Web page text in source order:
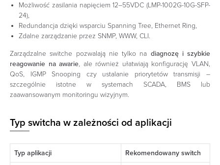
Możliwość zasilania napięciem 12–55VDC (LMP-1002G-10G-SFP-
24),
Redundancja dzięki wsparciu Spanning Tree, Ethernet Ring,
Zdalne zarządzanie przez SNMP, WWW, CLI.
Zarządzalne switche pozwalają nie tylko na diagnozę i szybkie
reagowanie na awarie, ale również ułatwiają konfigurację VLAN,
QoS, IGMP Snooping czy ustalanie priorytetów transmisji –
szczególnie istotne w systemach SCADA, BMS lub
zaawansowanym monitoringu wizyjnym.
Typ switcha w zależności od aplikacji
Typ aplikacji Rekomendowany switch